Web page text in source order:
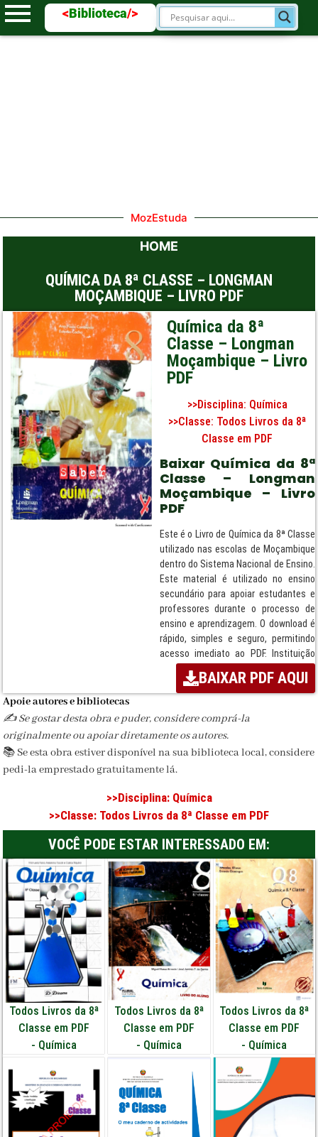
<Biblioteca/>
MozEstuda
HOME
QUÍMICA DA 8ª CLASSE – LONGMAN
MOÇAMBIQUE – LIVRO PDF
Química da 8ª
Classe – Longman
Moçambique – Livro
PDF
>>Disciplina: Química
>>Classe: Todos Livros da 8ª
Classe em PDF
Baixar Química da 8ª
Classe – Longman
Moçambique – Livro
PDF
Este é o Livro de Química da 8ª Classe
utilizado nas escolas de Moçambique
dentro do Sistema Nacional de Ensino.
Este material é utilizado no ensino
secundário para apoiar estudantes e
professores durante o processo de
ensino e aprendizagem. O download é
rápido, simples e seguro, permitindo
acesso imediato ao PDF. Instituição
responsável: Longman.
Termos:Livro, Disciplina de Química,
Sistema Nacional de Ensino, Longman,
Download seguro, PDF escolar.
Disciplina:
Editora: Longman
Formato:PDF
BAIXAR PDF AQUI
Apoie autores e bibliotecas
✍️ Se gostar desta obra e puder, considere comprá-la
originalmente ou apoiar diretamente os autores.
📚 Se esta obra estiver disponível na sua biblioteca local, considere
pedi-la emprestado gratuitamente lá.
>>Disciplina: Química
>>Classe: Todos Livros da 8ª Classe em PDF
VOCÊ PODE ESTAR INTERESSADO EM:
Todos Livros da 8ª
Classe em PDF
- Química
Todos Livros da 8ª
Classe em PDF
- Química
Todos Livros da 8ª
Classe em PDF
- Química